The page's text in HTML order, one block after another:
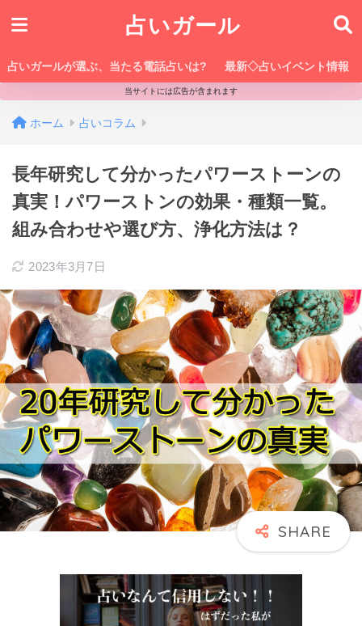
占いガール
占いガールが選ぶ、当たる電話占いは? 最新◇占いイベント情報
当サイトには広告が含まれます
ホーム 占いコラム
長年研究して分かったパワーストーンの
真実！パワーストンの効果・種類一覧。
組み合わせや選び方、浄化方法は？
2023年3月7日